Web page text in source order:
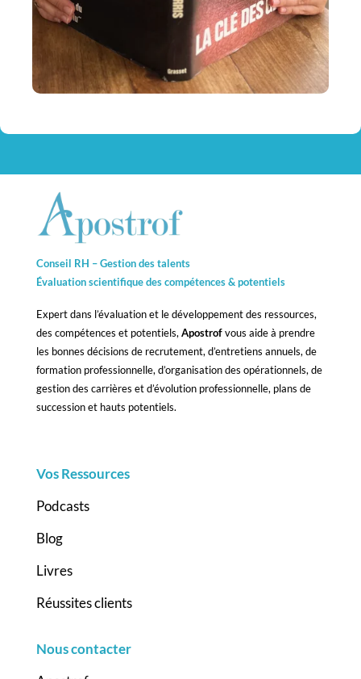
Conseil RH – Gestion des talents
Évaluation scientifique des compétences &potentiels
Expert dans l’évaluation et le développement des ressources,
des compétences et potentiels, Apostrofvous aide à prendre
les bonnes décisions de recrutement, d’entretiens annuels, de
formation professionnelle, d’organisation des opérationnels, de
gestion des carrières et d’évolution professionnelle, plans de
succession et hauts potentiels.
Vos Ressources
Podcasts
Blog
Livres
Réussites clients
Nous contacter